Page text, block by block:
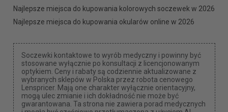
Najlepsze miejsca do kupowania kolorowych soczewek w 2026
Najlepsze miejsca do kupowania okularów online w 2026
Soczewki kontaktowe to wyrób medyczny i powinny być
stosowane wyłącznie po konsultacji z licencjonowanym
optykiem. Ceny i rabaty są codziennie aktualizowane z
wybranych sklepów w Polska przez robota cenowego
Lenspricer. Mają one charakter wyłącznie orientacyjny,
mogą ulec zmianie i ich dokładność nie może być
gwarantowana. Ta strona nie zawiera porad medycznych